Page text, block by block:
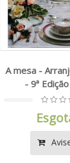
A mesa -
- 9ª